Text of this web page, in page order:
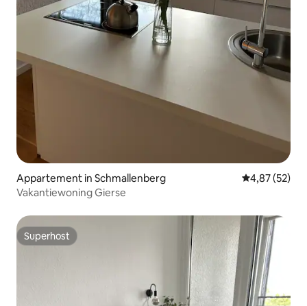
Appartement in Schmallenberg Gemiddelde
4,87 (52)
Vakantiewoning Gierse
Superhost
Superhost